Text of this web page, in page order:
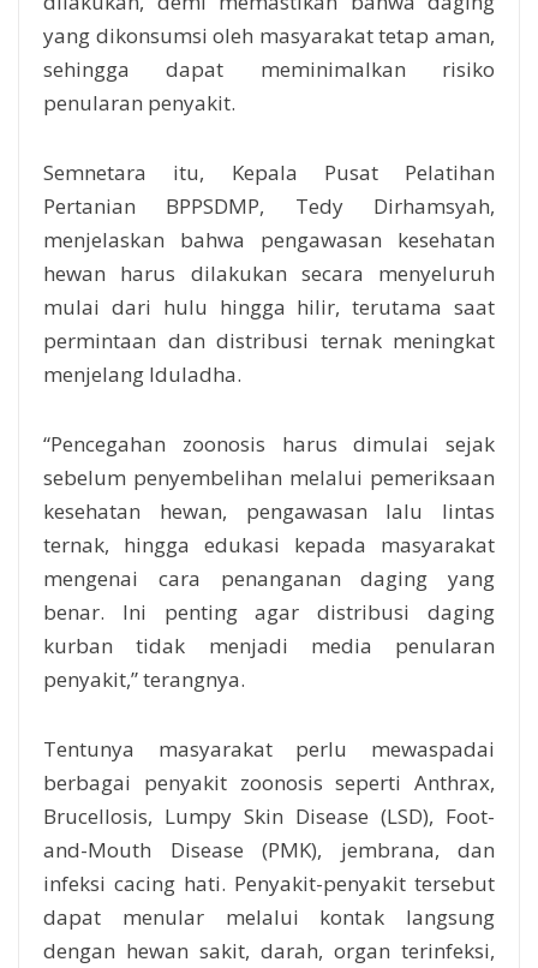
yang dikonsumsi oleh masyarakat tetap aman,
sehingga dapat meminimalkan risiko
penularan penyakit.
Semnetara itu, Kepala Pusat Pelatihan
Pertanian BPPSDMP, Tedy Dirhamsyah,
menjelaskan bahwa pengawasan kesehatan
hewan harus dilakukan secara menyeluruh
mulai dari hulu hingga hilir, terutama saat
permintaan dan distribusi ternak meningkat
menjelang Iduladha.
“Pencegahan zoonosis harus dimulai sejak
sebelum penyembelihan melalui pemeriksaan
kesehatan hewan, pengawasan lalu lintas
ternak, hingga edukasi kepada masyarakat
mengenai cara penanganan daging yang
benar. Ini penting agar distribusi daging
kurban tidak menjadi media penularan
penyakit,” terangnya.
Tentunya masyarakat perlu mewaspadai
berbagai penyakit zoonosis seperti Anthrax,
Brucellosis, Lumpy Skin Disease (LSD), Foot-
and-Mouth Disease (PMK), jembrana, dan
infeksi cacing hati. Penyakit-penyakit tersebut
dapat menular melalui kontak langsung
dengan hewan sakit, darah, organ terinfeksi,